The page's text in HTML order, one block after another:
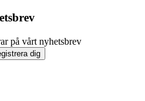
på vårt nyhetsbrev
dig